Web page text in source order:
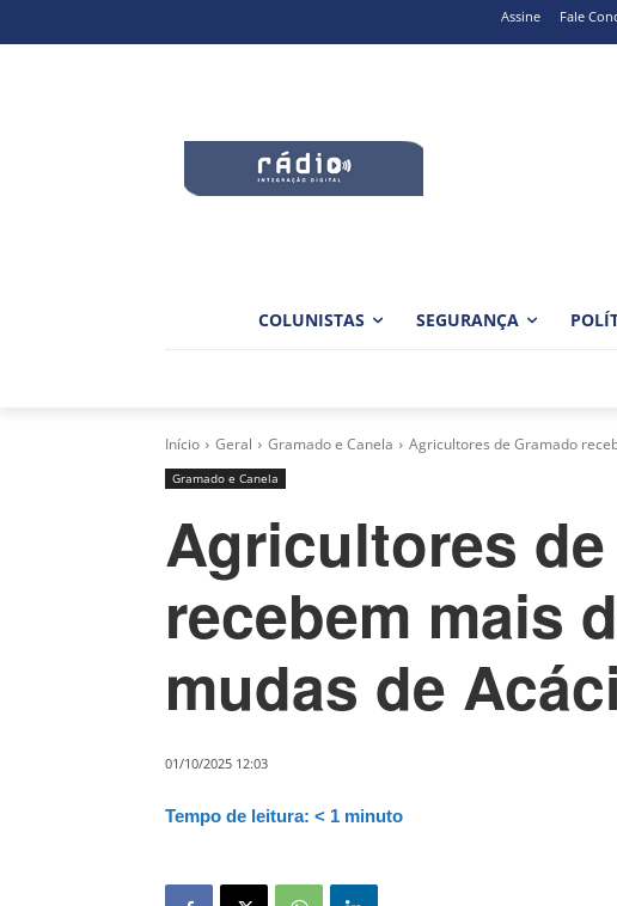
Assine Fale
COLUNISTAS SEGURANÇA
Início Geral Gramado e Canela Agricultores de Gramado
Gramado e Canela
Agricultores
recebem mais
mudas de
01/10/2025 12:03
Tempo de leitura: < 1 minuto